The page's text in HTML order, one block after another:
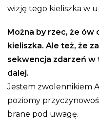
wizję tego kieliszka w
Można by rzec, że ów
kieliszka. Ale też, że
sekwencja zdarzeń
dalej.
Jestem zwolennikiem
poziomy
brane pod uwagę.